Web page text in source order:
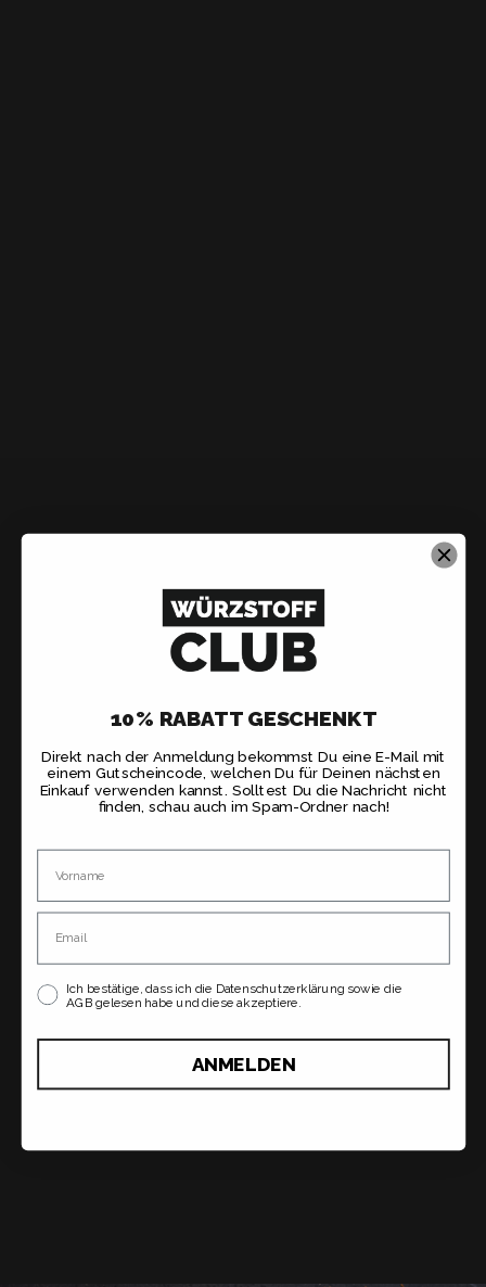
10% RABATT GESCHENKT
Direkt nach der Anmeldung bekommst Du eine E-Mail mit
einem Gutscheincode, welchen Du für Deinen nächsten
Einkauf verwenden kannst. Solltest Du die Nachricht nicht
finden, schau auch im Spam-Ordner nach!
Ich bestätige, dass ich die Datenschutzerklärung sowie die
AGB gelesen habe und diese akzeptiere.
ANMELDEN